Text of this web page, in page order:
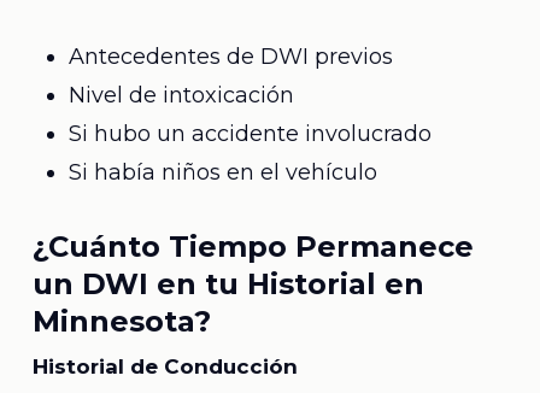
Antecedentes de DWI previos
Nivel de intoxicación
Si hubo un accidente involucrado
Si había niños en el vehículo
¿Cuánto Tiempo Permanece
un DWI en tu Historial en
Minnesota?
Historial de Conducción